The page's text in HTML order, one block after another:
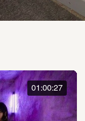
01:00:27